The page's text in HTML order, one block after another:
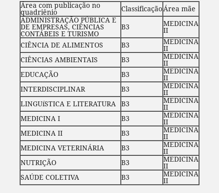
Área com publicação no
quadriênio ClassificaçãoÁrea mãe
ADMINISTRAÇÃO PÚBLICA E
DE EMPRESAS, CIÊNCIAS
CONTÁBEIS E TURISMO
B3 MEDICINA
II
CIÊNCIA DE ALIMENTOS
B3 MEDICINA
II
CIÊNCIAS AMBIENTAIS
B3 MEDICINA
II
EDUCAÇÃO
B3 MEDICINA
II
INTERDISCIPLINAR
B3 MEDICINA
II
LINGUíSTICA E LITERATURA B3 MEDICINA
II
MEDICINA I
B3 MEDICINA
II
MEDICINA II
B3 MEDICINA
II
MEDICINA VETERINÁRIA
B3 MEDICINA
II
NUTRIÇÃO
B3 MEDICINA
II
SAÚDE COLETIVA
B3 MEDICINA
II